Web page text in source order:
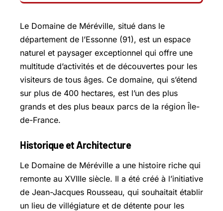
Le Domaine de Méréville, situé dans le
département de l’Essonne (91), est un espace
naturel et paysager exceptionnel qui offre une
multitude d’activités et de découvertes pour les
visiteurs de tous âges. Ce domaine, qui s’étend
sur plus de 400 hectares, est l’un des plus
grands et des plus beaux parcs de la région Île-
de-France.
Historique et Architecture
Le Domaine de Méréville a une histoire riche qui
remonte au XVIIIe siècle. Il a été créé à l’initiative
de Jean-Jacques Rousseau, qui souhaitait établir
un lieu de villégiature et de détente pour les